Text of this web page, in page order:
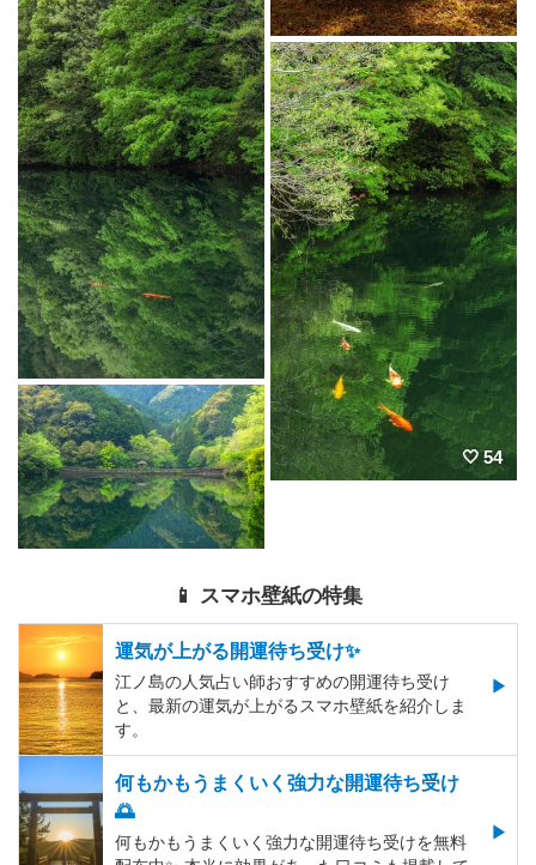
54
📱 スマホ壁紙の特集
運気が上がる開運待ち受け✨
江ノ島の人気占い師おすすめの開運待ち受け
と、最新の運気が上がるスマホ壁紙を紹介しま
す。
何もかもうまくいく強力な開運待ち受け
🌅
何もかもうまくいく強力な開運待ち受けを無料